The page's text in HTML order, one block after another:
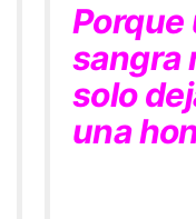
Porque
sangra
solo
una